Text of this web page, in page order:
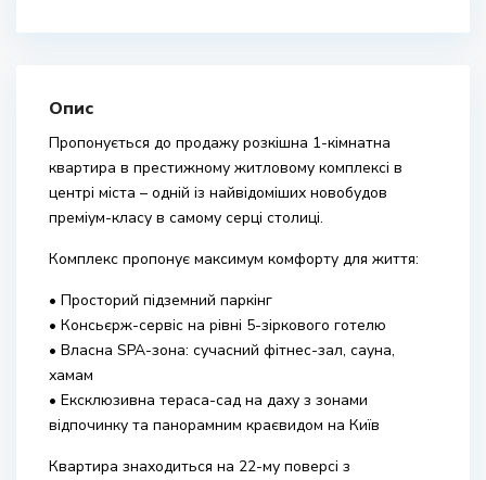
Опис
Пропонується до продажу розкішна 1-кімнатна
квартира в престижному житловому комплексі в
центрі міста – одній із найвідоміших новобудов
преміум-класу в самому серці столиці.
Комплекс пропонує максимум комфорту для життя:
• Просторий підземний паркінг
• Консьєрж-сервіс на рівні 5-зіркового готелю
• Власна SPA-зона: сучасний фітнес-зал, сауна,
хамам
• Ексклюзивна тераса-сад на даху з зонами
відпочинку та панорамним краєвидом на Київ
Квартира знаходиться на 22-му поверсі з